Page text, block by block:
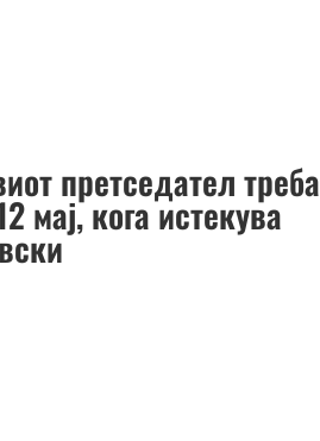
претседател треба
мај, кога истекува